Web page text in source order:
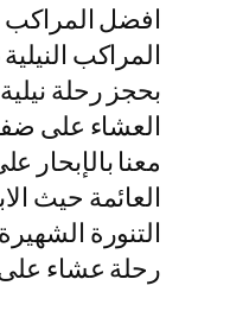
افضل المراكب
المراكب
بحجز رحلة
العشاء على
معنا بالإبحار
رحلة عشاء على